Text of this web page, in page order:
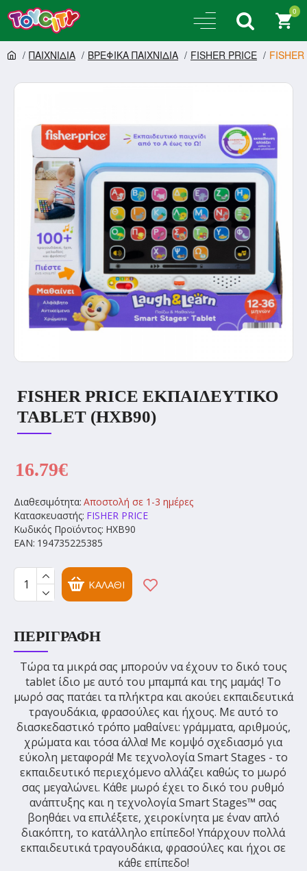
0
ΠΑΙΧΝΙΔΙΑ ΒΡΕΦΙΚΑ ΠΑΙΧΝΙΔΙΑ FISHER PRICE
ΣΕ 1-3 ΗΜΈΡΕΣ
FISHER PRICE ΕΚΠΑΙΔΕΥΤΙΚΟ
TABLET (HXB90)
Διαθεσιμότητα: Αποστολή σε 1-3 ημέρες
Κατασκευαστής: FISHER PRICE
Κωδικός Προϊόντος: HXB90
EAN: 194735225385
16.79€
ΚΑΛΆΘΙ
ΠΕΡΙΓΡΑΦΉ
Τώρα τα μικρά σας μπορούν να έχουν το δικό τους
tablet ίδιο με αυτό του μπαμπά και της μαμάς! Το
μωρό σας πατάει τα πλήκτρα και ακούει εκπαιδευτικά
τραγουδάκια, φρασούλες και ήχους. Με αυτό το
διασκεδαστικό τρόπο μαθαίνει: γράμματα, αριθμούς,
χρώματα και τόσα άλλα! Με κομψό σχεδιασμό για
εύκολη μεταφορά! Με τεχνολογία Smart Stages - το
εκπαιδευτικό περιεχόμενο αλλάζει καθώς το μωρό
σας μεγαλώνει. Κάθε μωρό έχει το δικό του ρυθμό
ανάπτυξης και η τεχνολογία Smart Stages™ σας
βοηθάει να επιλέξετε, χειροκίνητα με έναν απλό
διακόπτη, το κατάλληλο επίπεδο! Υπάρχουν πολλά
εκπαιδευτικά τραγουδάκια, φρασούλες και ήχοι σε
κάθε επίπεδο!